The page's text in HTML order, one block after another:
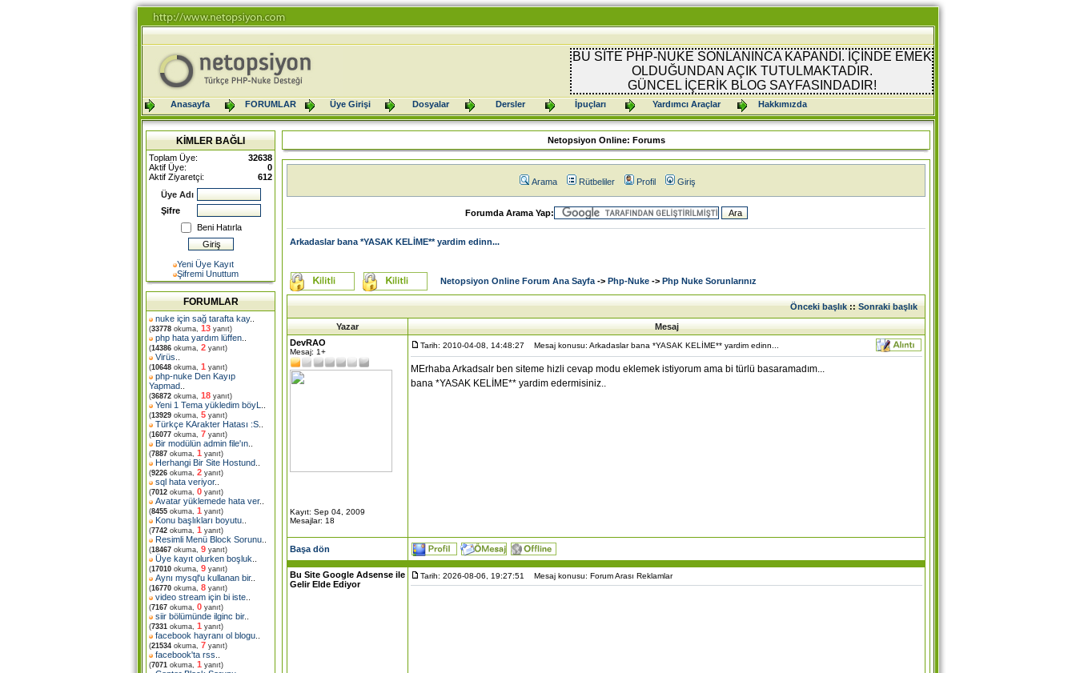
BU SİTE PHP-NUKE SONLANINCA KAPANDI. İÇİNDE EMEK
OLDUĞUNDAN AÇIK TUTULMAKTADIR.
GÜNCEL İÇERİK BLOG SAYFASINDADIR!
Anasayfa FORUMLAR Üye Girişi Dosyalar Dersler İpuçları Yardımcı Araçlar Hakkımızda
KİMLER BAĞLI
Toplam Üye:
32638
Aktif Üye:
0
Aktif Ziyaretçi:
612
Üye Adı
Şifre
Beni Hatırla
Yeni Üye Kayıt
Şifremi Unuttum
FORUMLAR
nuke için sağ tarafta kay..
(33778 okuma, 13 yanıt)
php hata yardım lüffen
(14386 okuma, 2 yanıt)
Virüs
(10648 okuma, 1 yanıt)
php-nuke Den Kayıp
Yapmad
(36872 okuma, 18 yanıt)
Yeni 1 Tema yükledim böyL
(13929 okuma, 5 yanıt)
Türkçe KArakter Hatası :S
(16077 okuma, 7 yanıt)
Bir modülün admin file'ın
(7887 okuma, 1 yanıt)
Herhangi Bir Site Hostund
(9226 okuma, 2 yanıt)
sql hata veriyor..
(7012 okuma, 0 yanıt)
Avatar yüklemede hata ver..
(8455 okuma, 1 yanıt)
Konu başlıkları boyutu
(7742 okuma, 1 yanıt)
Resimli Menü Block Sorunu
(18467 okuma, 9 yanıt)
Üye kayıt olurken boşluk
(17010 okuma, 9 yanıt)
Aynı mysql'u kullanan bir..
(16770 okuma, 8 yanıt)
video stream için bi iste
(7167 okuma, 0 yanıt)
siir bölümünde ilginc bir..
(7331 okuma, 1 yanıt)
facebook hayranı ol blogu
(21534 okuma, 7 yanıt)
facebook'ta rss
(7071 okuma, 1 yanıt)
Netopsiyon Online: Forums
Arama Rütbeliler Profil Giriş
Forumda Arama Yap:
Arkadaslar bana *YASAK KELİME** yardim edinn...
Netopsiyon Online Forum Ana Sayfa -> Php-Nuke -> Php Nuke Sorunlarınız
Önceki başlık::Sonraki başlık
Yazar
Mesaj
DevRAO
Mesaj: 1+
Kayıt: Sep 04, 2009
Mesajlar: 18
Tarih: 2010-04-08, 14:48:27 Mesaj konusu: Arkadaslar bana *YASAK KELİME** yardim edinn...
MErhaba Arkadsalr ben siteme hizli cevap modu eklemek istiyorum ama bi türlü basaramadım...
bana *YASAK KELİME** yardim edermisiniz..
Başa dön
Bu Site Google Adsense ile
Gelir Elde Ediyor
Tarih: 2026-08-06, 19:27:51 Mesaj konusu: Forum Arası Reklamlar